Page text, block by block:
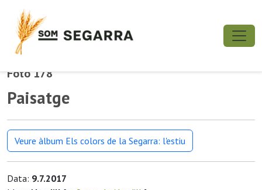
Foto 178
Paisatge
Veure àlbum Els colors de la Segarra: l'estiu
Data: 9.7.2017